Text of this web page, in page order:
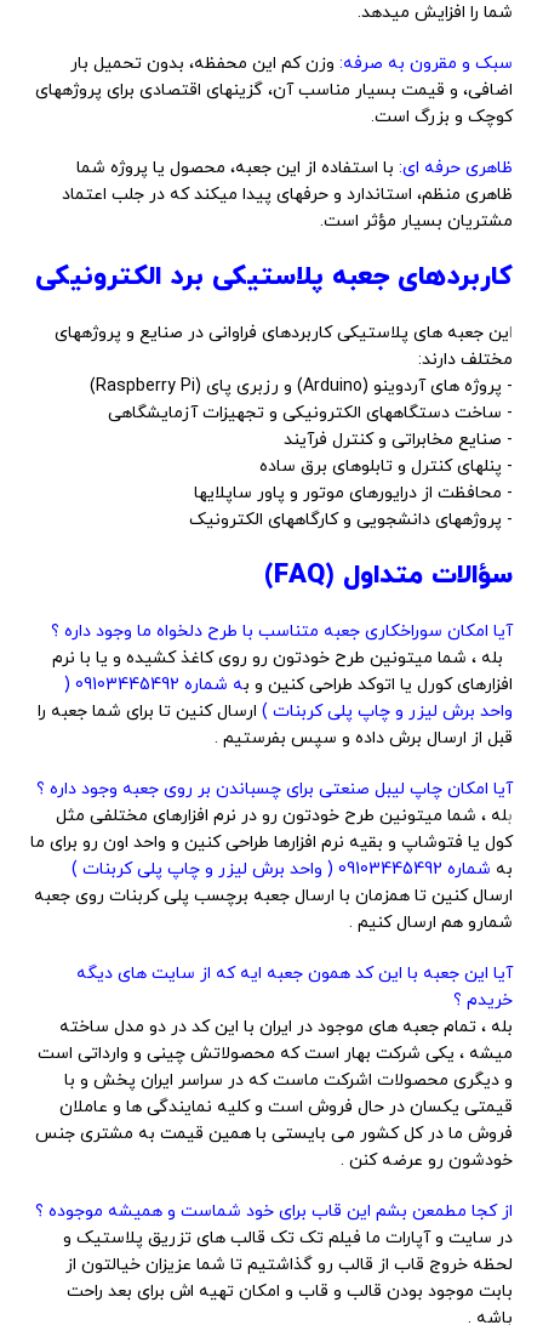
شما را افزایش میدهد.
سبک و مقرون به صرفه: وزن کم این محفظه، بدون تحمیل بار
اضافی، و قیمت بسیار مناسب آن، گزینهای اقتصادی برای پروژههای
کوچک و بزرگ است.
ظاهری حرفه ای: با استفاده از این جعبه، محصول یا پروژه شما
ظاهری منظم، استاندارد و حرفهای پیدا میکند که در جلب اعتماد
مشتریان بسیار مؤثر است.
کاربردهای جعبه پلاستیکی برد الکترونیکی
این جعبه های پلاستیکی کاربردهای فراوانی در صنایع و پروژههای
مختلف دارند:
- پروژه های آردوینو (Arduino) و رزبری پای (Raspberry Pi)
- ساخت دستگاههای الکترونیکی و تجهیزات آزمایشگاهی
- صنایع مخابراتی و کنترل فرآیند
- پنلهای کنترل و تابلوهای برق ساده
- محافظت از درایورهای موتور و پاور ساپلایها
- پروژههای دانشجویی و کارگاههای الکترونیک
سؤالات متداول (FAQ)
آیا امکان سوراخکاری جعبه متناسب با طرح دلخواه ما وجود داره ؟
بله ، شما میتونین طرح خودتون رو روی کاغذ کشیده و یا با نرم
افزارهای کورل یا اتوکد طراحی کنین و ب
ه شماره 09103445492 (
واحد برش لیزر و چاپ پلی کربنات ) ارسال کنین تا برای شما جعبه را
قبل از ارسال برش داده و سپس بفرستیم .
آیا امکان چاپ لیبل صنعتی برای چسباندن بر روی جعبه وجود داره ؟
بله ، شما میتونین طرح خودتون رو در نرم افزارهای مختلفی مثل
کول یا فتوشاپ و بقیه نرم افزارها طراحی کنین و واحد اون رو برای ما
به شماره 09103445492 ( واحد برش لیزر و چاپ پلی کربنات )
ارسال کنین تا همزمان با ارسال جعبه برچسب پلی کربنات روی جعبه
شمارو هم ارسال کنیم .
آیا این جعبه با این کد همون جعبه ایه که از سایت های دیگه
خریدم ؟
بله ، تمام جعبه های موجود در ایران با این کد در دو مدل ساخته
میشه ، یکی شرکت بهار است که محصولاتش چینی و وارداتی است
و دیگری محصولات اشرکت ماست که در سراسر ایران پخش و با
قیمتی یکسان در حال فروش است و کلیه نمایندگی ها و عاملان
فروش ما در کل کشور می بایستی با همین قیمت به مشتری جنس
خودشون رو عرضه کنن .
از کجا مطمعن بشم این قاب برای خود شماست و همیشه موجوده ؟
در سایت و آپارات ما فیلم تک تک قالب های تزریق پلاستیک و
لحظه خروج قاب از قالب رو گذاشتیم تا شما عزیزان خیالتون از
بابت موجود بودن قالب و قاب و امکان تهیه اش برای بعد راحت
باشه .